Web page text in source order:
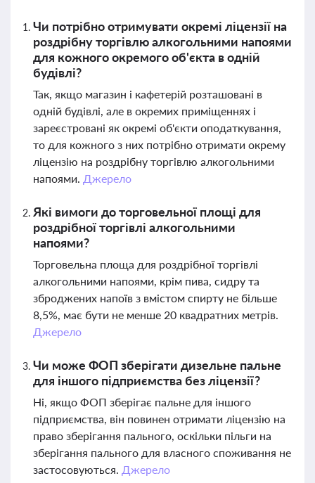
Чи потрібно отримувати окремі ліцензії на
роздрібну торгівлю алкогольними напоями
для кожного окремого об'єкта в одній
будівлі?
Так, якщо магазин і кафетерій розташовані в
одній будівлі, але в окремих приміщеннях і
зареєстровані як окремі об'єкти оподаткування,
то для кожного з них потрібно отримати окрему
ліцензію на роздрібну торгівлю алкогольними
напоями. Джерело
Які вимоги до торговельної площі для
роздрібної торгівлі алкогольними
напоями?
Торговельна площа для роздрібної торгівлі
алкогольними напоями, крім пива, сидру та
зброджених напоїв з вмістом спирту не більше
8,5%, має бути не менше 20 квадратних метрів.
Джерело
Чи може ФОП зберігати дизельне пальне
для іншого підприємства без ліцензії?
Ні, якщо ФОП зберігає пальне для іншого
підприємства, він повинен отримати ліцензію на
право зберігання пального, оскільки пільги на
зберігання пального для власного споживання не
застосовуються. Джерело